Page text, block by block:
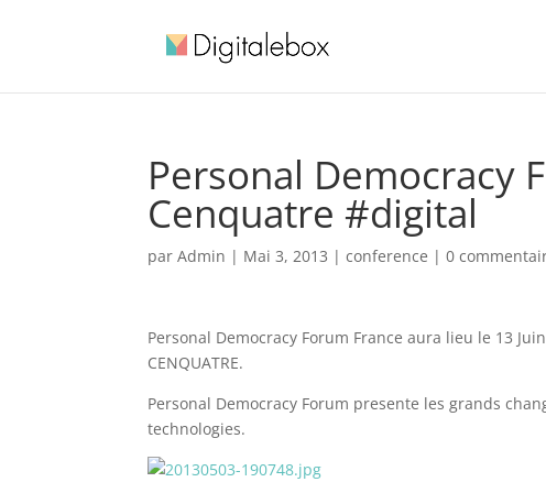
Personal Democracy
Cenquatre #digital
parAdmin | Mai 3, 2013 |conference |0
Personal Democracy Forum France aura lieu le 13
CENQUATRE.
Personal Democracy Forum presente les grands
technologies.